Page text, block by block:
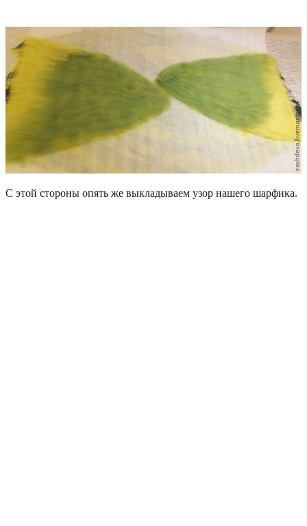
С этой стороны опять же выкладываем узор нашего шарфика.